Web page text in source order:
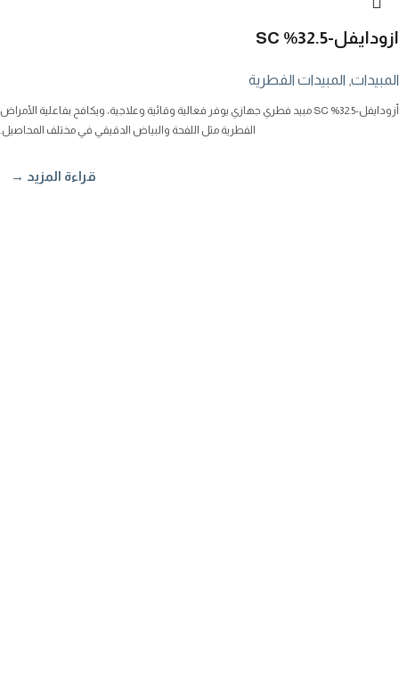
ازودايفل-32.5% SC
المبيدات المبيدات الفطرية
أزودايفل-32.5% SC مبيد فطري جهازي يوفر فعالية وقائية وعلاجية، ويكافح بفاعلية الأمراض
الفطرية مثل اللفحة والبياض الدقيقي في مختلف المحاصيل.
قراءة المزيد →